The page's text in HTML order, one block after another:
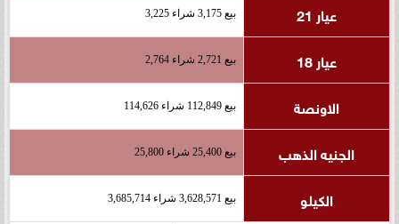
عيار 21 بيع 3,175 شراء 3,225
عيار 18 بيع 2,721 شراء 2,764
الاونصة بيع 112,849 شراء 114,626
الجنيه الذهب بيع 25,400 شراء 25,800
الكيلو بيع 3,628,571 شراء 3,685,714